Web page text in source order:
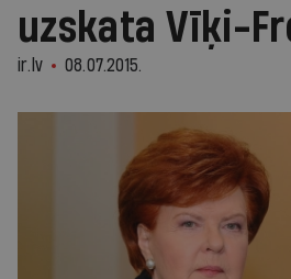
uzskata Vīķi-
ir.lv 08.07.2015.